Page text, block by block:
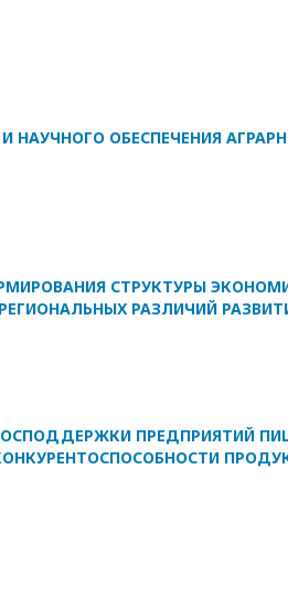
НАУЧНОГО ОБЕСПЕЧЕНИЯ
СТРУКТУРЫ
РАЗЛИЧИЙ
ПРЕДПРИЯТИЙ